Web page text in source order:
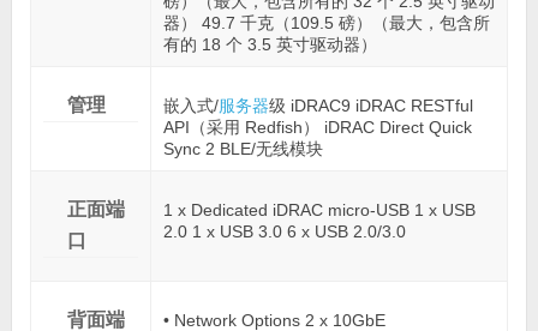
器） 49.7 千克（109.5 磅）（最大，包含所
有的 18 个 3.5 英寸驱动器）
管理 嵌入式/服务器级 iDRAC9 iDRAC RESTful
API（采用 Redfish） iDRAC Direct Quick
Sync 2 BLE/无线模块
正面端
口
1 x Dedicated iDRAC micro-USB 1 x USB
2.0 1 x USB 3.0 6 x USB 2.0/3.0
背面端
• Network Options 2 x 10GbE